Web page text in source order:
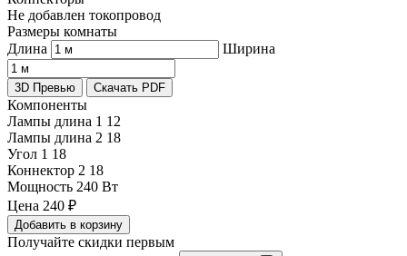
Не добавлен токопровод
Размеры комнаты
Длина
Ширина
3D Превью Скачать PDF
Компоненты
Лампы длина 1 12
Лампы длина 2 18
Угол 1 18
Коннектор 2 18
Мощность 240 Вт
Цена 240 ₽
Добавить в корзину
Получайте скидки первым